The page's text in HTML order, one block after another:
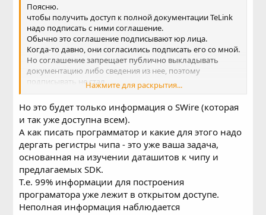
Поясню.
чтобы получить доступ к полной документации TeLink
надо подписать с ними соглашение.
Обычно это соглашение подписывают юр лица.
Когда-то давно, они согласились подписать его со мной.
Но соглашение запрещает публично выкладывать
документацию либо сведения из нее, поэтому
подписывать не стал.
Можете попробовать договориться с ними и получить
полную документацию
Нажмите для раскрытия...
Но это будет только информация о SWire (которая
и так уже доступна всем).
А как писать программатор и какие для этого надо
дергать регистры чипа - это уже ваша задача,
основанная на изучении даташитов к чипу и
предлагаемых SDK.
Т.е. 99% информации для построения
програматора уже лежит в открытом доступе.
Неполная информация наблюдается